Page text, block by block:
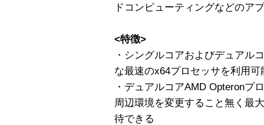
ドコンピューティングなどのア
<特徴>
・シングルコアおよびデュアル
な最速のx64プロセッサを利用可
・デュアルコアAMD Opteronプ
周辺環境を変更すること無く最
待できる